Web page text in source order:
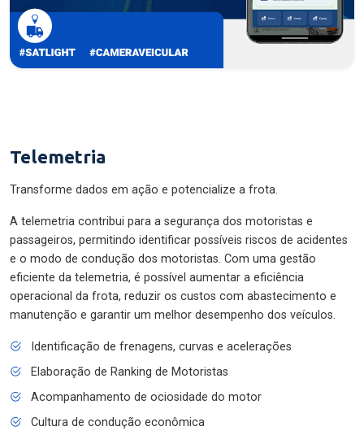
Telemetria
Transforme dados em ação e potencialize a frota.
A telemetria contribui para a segurança dos motoristas e
passageiros, permitindo identificar possíveis riscos de acidentes
e o modo de condução dos motoristas. Com uma gestão
eficiente da telemetria, é possível aumentar a eficiência
operacional da frota, reduzir os custos com abastecimento e
manutenção e garantir um melhor desempenho dos veículos.
Identificação de frenagens, curvas e acelerações
Elaboração de Ranking de Motoristas
Acompanhamento de ociosidade do motor
Cultura de condução econômica